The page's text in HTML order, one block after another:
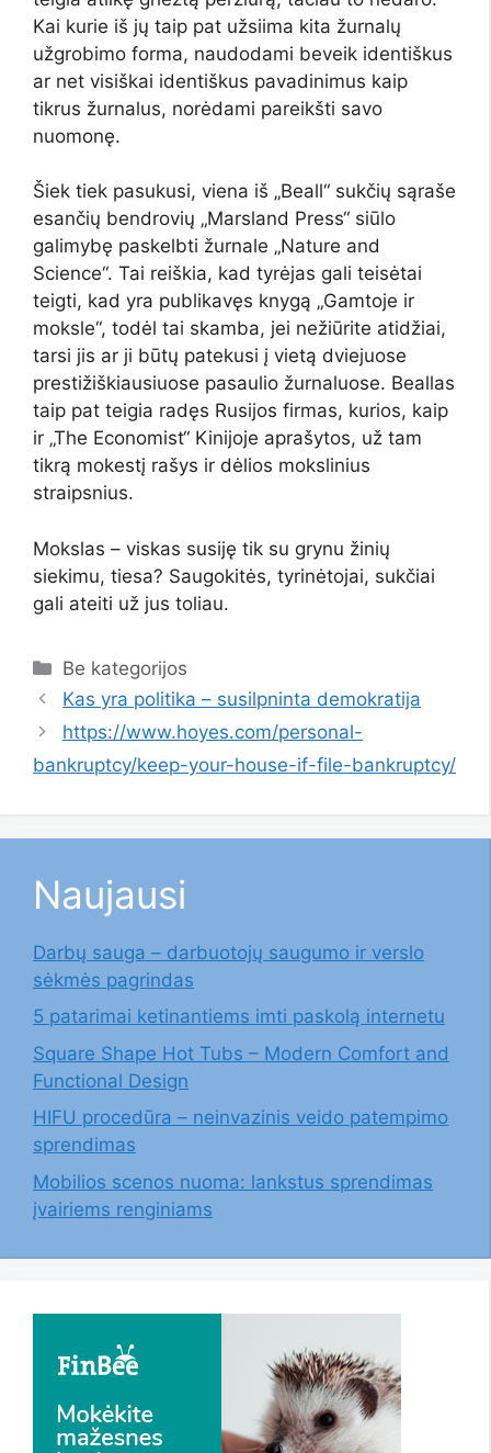
Kai kurie iš jų taip pat užsiima kita žurnalų
užgrobimo forma, naudodami beveik identiškus
ar net visiškai identiškus pavadinimus kaip
tikrus žurnalus, norėdami pareikšti savo
nuomonę.
Šiek tiek pasukusi, viena iš „Beall“ sukčių sąraše
esančių bendrovių „Marsland Press“ siūlo
galimybę paskelbti žurnale „Nature and
Science“. Tai reiškia, kad tyrėjas gali teisėtai
teigti, kad yra publikavęs knygą „Gamtoje ir
moksle“, todėl tai skamba, jei nežiūrite atidžiai,
tarsi jis ar ji būtų patekusi į vietą dviejuose
prestižiškiausiuose pasaulio žurnaluose. Beallas
taip pat teigia radęs Rusijos firmas, kurios, kaip
ir „The Economist“ Kinijoje aprašytos, už tam
tikrą mokestį rašys ir dėlios mokslinius
straipsnius.
Mokslas – viskas susiję tik su grynu žinių
siekimu, tiesa? Saugokitės, tyrinėtojai, sukčiai
gali ateiti už jus toliau.
Kategorijos
Be kategorijos
Kas yra politika – susilpninta demokratija
https://www.hoyes.com/personal-
bankruptcy/keep-your-house-if-file-bankruptcy/
Naujausi
Darbų sauga – darbuotojų saugumo ir verslo
sėkmės pagrindas
5 patarimai ketinantiems imti paskolą internetu
Square Shape Hot Tubs – Modern Comfort and
Functional Design
HIFU procedūra – neinvazinis veido patempimo
sprendimas
Mobilios scenos nuoma: lankstus sprendimas
įvairiems renginiams